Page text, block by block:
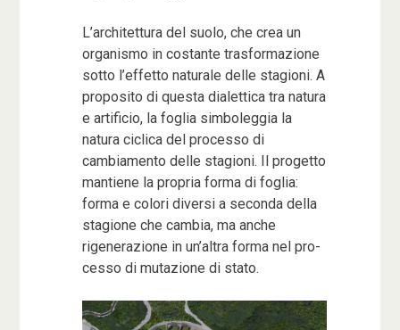
L’architettura del suolo, che crea un
organismo in costante trasformazione
sotto l’effetto naturale delle stagioni. A
proposito di questa dialettica tra natura
e artificio, la foglia simboleggia la
natura ciclica del processo di
cambiamento delle stagioni. Il progetto
mantiene la propria forma di foglia:
forma e colori diversi a seconda della
stagione che cambia, ma anche
rigenerazione in un’altra forma nel pro-
cesso di mutazione di stato.